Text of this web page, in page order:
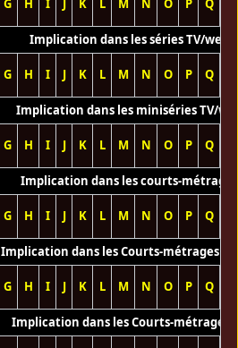
G H I J K L M N O P Q
Implication dans les séries TV/web
G H I J K L M N O P Q
Implication dans les miniséries TV/
G H I J K L M N O P Q
Implication dans les courts-métrages
G H I J K L M N O P Q
Implication dans les Courts-métrages
G H I J K L M N O P Q
Implication dans les Courts-métrages